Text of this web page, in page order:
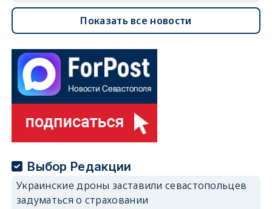
Показать все новости
Выбор Редакции
Украинские дроны заставили севастопольцев
задуматься о страховании